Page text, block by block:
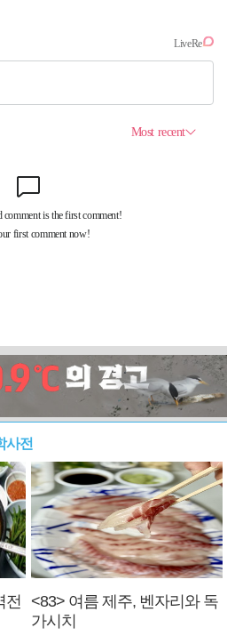
사전
전
<83> 여름 제주, 벤자리와 독
가시치